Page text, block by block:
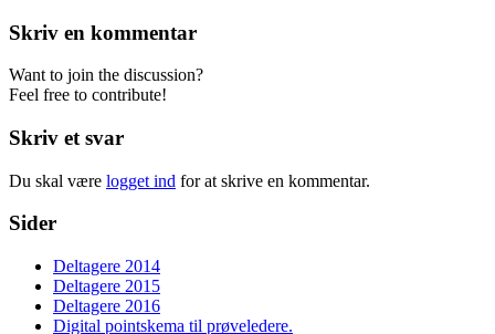
Skriv en kommentar
Want to join the discussion?
Feel free to contribute!
Skriv et svar
Du skal være logget ind for at skrive en kommentar.
Sider
Deltagere 2014
Deltagere 2015
Deltagere 2016
Digital pointskema til prøveledere.